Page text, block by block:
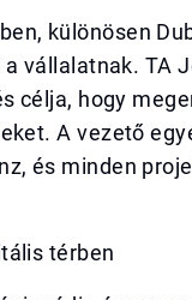
különösen
vállalatnak. TA
célja, hogy
A vezető
és minden
térben